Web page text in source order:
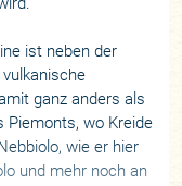
ist neben der
ganz anders als
Piemonts, wo Kreide
wie er hier
und mehr noch an